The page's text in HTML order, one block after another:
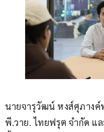
นายจารุวัฒน์ หงส์ศุภาง
พี.วาย. ไทยฟรุต จำกัด แ